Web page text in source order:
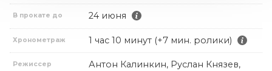
В прокате до 24 июня
Хронометраж 1 час 10 минут (+7 мин. ролики)
Режиссер
Антон Калинкин, Руслан Князев,